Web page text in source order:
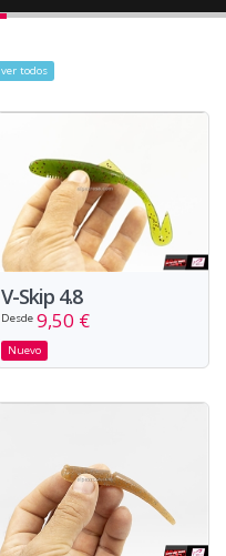
ver todos
V-Skip 4.8
Desde 9,50 €
Nuevo